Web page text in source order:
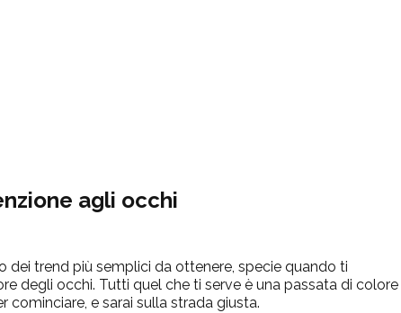
agli occhi
dei trend più semplici da ottenere, specie quando ti
degli occhi. Tutti quel che ti serve è una passata di colore
cominciare, e sarai sulla strada giusta.